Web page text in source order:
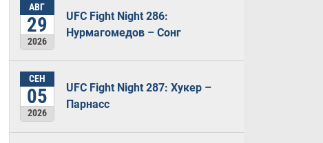
АВГ
29
2026
UFC Fight Night 286:
Нурмагомедов – Сонг
СЕН
05
2026
UFC Fight Night 287: Хукер –
Парнасс